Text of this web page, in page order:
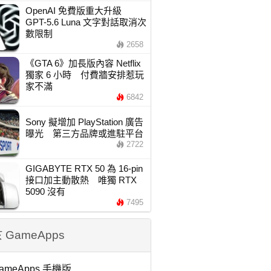
OpenAI 免費版重大升級
GPT-5.6 Luna 文字對話取消次
數限制
2658
《GTA 6》加長版內容 Netflix
獨家 6 小時 付費牆安排惹玩
家不滿
6842
Sony 擬增加 PlayStation 廣告
曝光 第三方品牌或進駐平台
2722
GIGABYTE RTX 50 為 16-pin
接口加主動散熱 唯獨 RTX
5090 沒有
7495
GameApps
手機版